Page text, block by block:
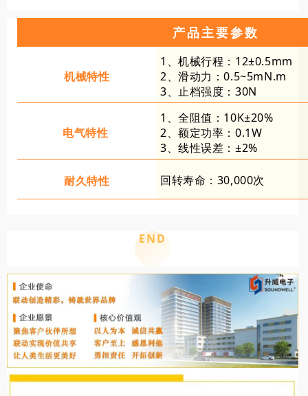
产品主要参数
机械特性
1、机械行程：12±0.5mm
2、滑动力：0.5~5mN.m
3、止档强度：30N
电气特性
1、全阻值：10K±20%
2、额定功率：0.1W
3、线性误差：±2%
耐久特性 回转寿命：30,000次
END